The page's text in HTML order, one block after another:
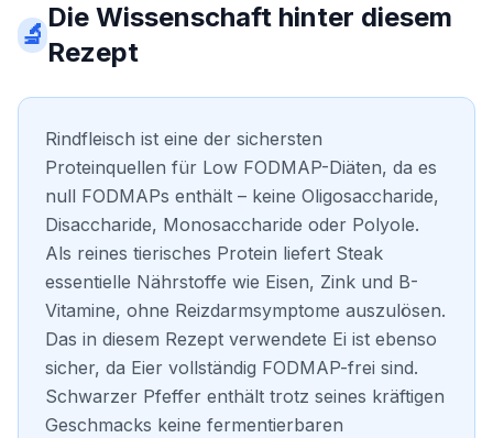
🔬
Die Wissenschaft hinter diesem
Rezept
Rindfleisch ist eine der sichersten
Proteinquellen für Low FODMAP-Diäten, da es
null FODMAPs enthält – keine Oligosaccharide,
Disaccharide, Monosaccharide oder Polyole.
Als reines tierisches Protein liefert Steak
essentielle Nährstoffe wie Eisen, Zink und B-
Vitamine, ohne Reizdarmsymptome auszulösen.
Das in diesem Rezept verwendete Ei ist ebenso
sicher, da Eier vollständig FODMAP-frei sind.
Schwarzer Pfeffer enthält trotz seines kräftigen
Geschmacks keine fermentierbaren